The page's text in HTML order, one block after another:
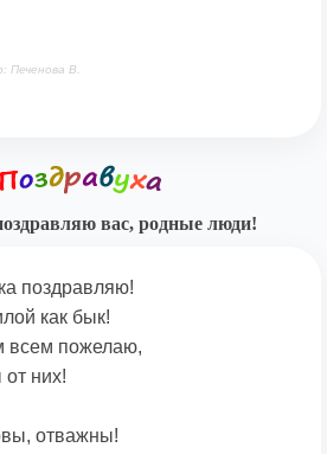
Печенова В.
вас, родные люди!
поздравляю!
как бык!
всем пожелаю,
них!
отважны!